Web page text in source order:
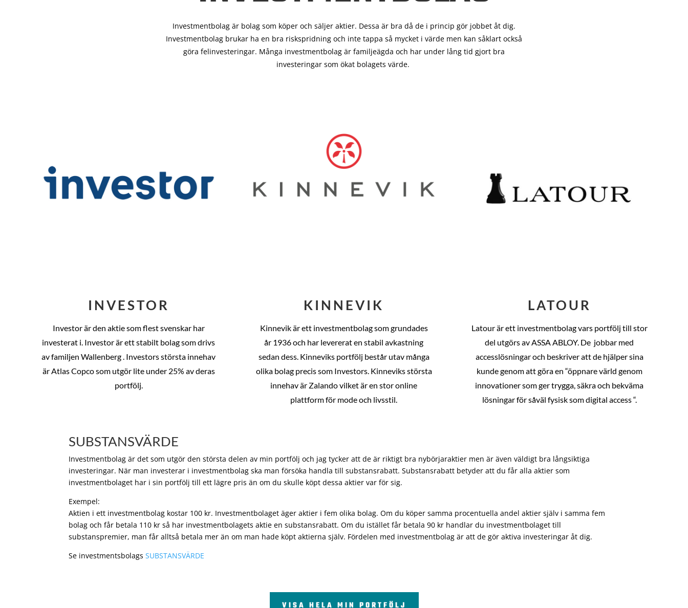
Investmentbolag är bolag som köper och säljer aktier. Dessa är bra då de i princip gör jobbet åt dig.
Investmentbolag brukar ha en bra riskspridning och inte tappa så mycket i värde men kan såklart också
göra felinvesteringar. Många investmentbolag är familjeägda och har under lång tid gjort bra
investeringar som ökat bolagets värde.
INVESTOR
Investor är den aktie som flest svenskar har
investerat i. Investor är ett stabilt bolag som drivs
av familjen Wallenberg . Investors största innehav
är Atlas Copco som utgör lite under 25% av deras
portfölj.
KINNEVIK
Kinnevik är ett investmentbolag som grundades
år 1936 och har levererat en stabil avkastning
sedan dess. Kinneviks portfölj består utav många
olika bolag precis som Investors. Kinneviks största
innehav är Zalando vilket är en stor online
plattform för mode och livsstil.
LATOUR
Latour är ett investmentbolag vars portfölj till stor
del utgörs av ASSA ABLOY. De jobbar med
accesslösningar och beskriver att de hjälper sina
kunde genom att göra en “öppnare värld genom
innovationer som ger trygga, säkra och bekväma
lösningar för såväl fysisk som digital access “.
SUBSTANSVÄRDE
Investmentbolag är det som utgör den största delen av min portfölj och jag tycker att de är riktigt bra nybörjaraktier men är även väldigt bra långsiktiga
investeringar. När man investerar i investmentbolag ska man försöka handla till substansrabatt. Substansrabatt betyder att du får alla aktier som
investmentbolaget har i sin portfölj till ett lägre pris än om du skulle köpt dessa aktier var för sig.
Exempel:
Aktien i ett investmentbolag kostar 100 kr. Investmentbolaget äger aktier i fem olika bolag. Om du köper samma procentuella andel aktier själv i samma fem
bolag och får betala 110 kr så har investmentbolagets aktie en substansrabatt. Om du istället får betala 90 kr handlar du investmentbolaget till
substanspremier, man får alltså betala mer än om man hade köpt aktierna själv. Fördelen med investmentbolag är att de gör aktiva investeringar åt dig.
Se investmentsbolagsSUBSTANSVÄRDE
VISA HELA MIN PORTFÖLJ